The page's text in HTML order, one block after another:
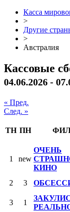
Касса
>
Другие
>
Австралия
Кассовые
04.06.2026 -
« Пред.
След. »
ТН ПН
1 new
ОЧЕНЬ
КИНО
2 3
3
1